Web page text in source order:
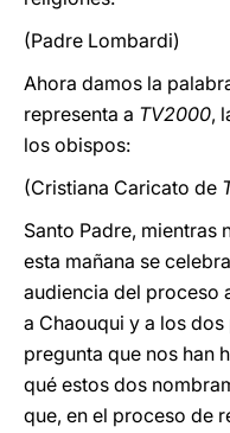
(Padre Lombardi)
Ahora damos la
representa a TV2000,
los obispos:
(Cristiana Caricato de
Santo Padre, mientras
esta mañana se
audiencia del proceso
a Chaouqui y a los
pregunta que nos han
qué estos dos
que, en el proceso de